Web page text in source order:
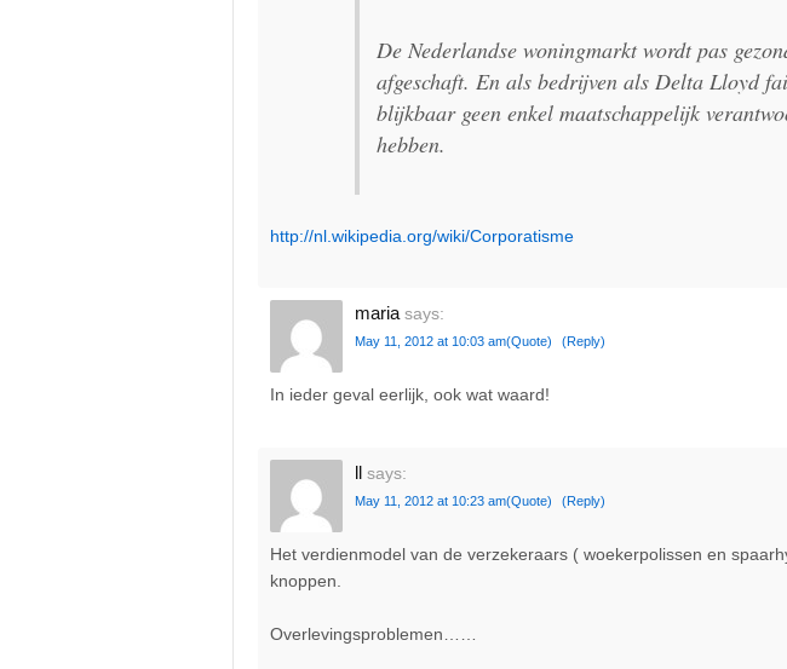
De Nederlandse woningmarkt wordt pas
afgeschaft. En als bedrijven als Delta Lloyd
blijkbaar geen enkel maatschappelijk
hebben.
http://nl.wikipedia.org/wiki/Corporatisme
maria says:
May 11, 2012 at 10:03 am(Quote) (Reply)
In ieder geval eerlijk, ook wat waard!
ll says:
May 11, 2012 at 10:23 am(Quote) (Reply)
Het verdienmodel van de verzekeraars ( woekerpolissen en
knoppen.
Overlevingsproblemen……